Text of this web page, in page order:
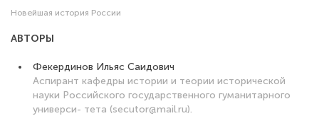
Новейшая история России
АВТОРЫ
Фекердинов Ильяс Саидович
Аспирант кафедры истории и теории исторической
науки Российского государственного гуманитарного
универси- тета (secutor@mail.ru).